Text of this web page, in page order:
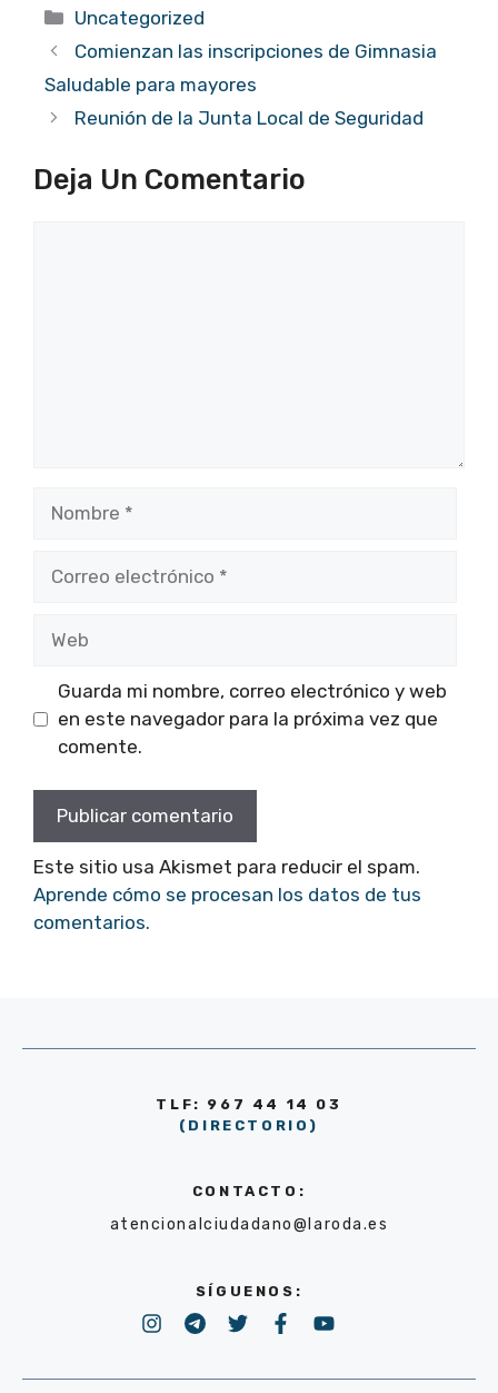
Categorías
Uncategorized
Comienzan las inscripciones de Gimnasia
Saludable para mayores
Reunión de la Junta Local de Seguridad
Deja Un Comentario
Guarda mi nombre, correo electrónico y web
en este navegador para la próxima vez que
comente.
Este sitio usa Akismet para reducir el spam.
Aprende cómo se procesan los datos de tus
comentarios.
TLF: 967 44 14 03
(DIRECTORIO)
CONTACTO:
atencionalciudadano@laroda.es
SÍGUENOS: